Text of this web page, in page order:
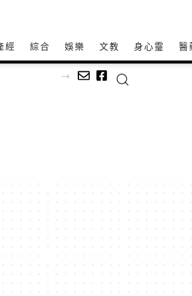
經 綜合 娛樂 文教 身心𩆜 醫